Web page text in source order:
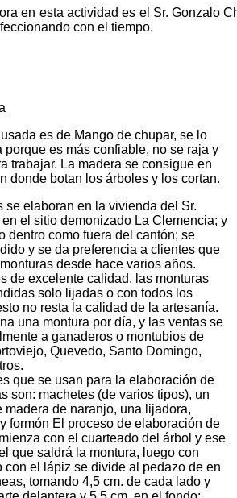
en esta actividad es el Sr. Gonzalo
con el tiempo.
es de Mango de chupar, se lo
porque es más confiable, no se raja y
trabajar. La madera se consigue en
donde botan los árboles y los cortan.
se elaboran en la vivienda del Sr.
el sitio demonizado La Clemencia; y
dentro como fuera del cantón; se
y se da preferencia a clientes que
desde hace varios años.
de excelente calidad, las monturas
solo lijadas o con todos los
no resta la calidad de la artesanía.
una montura por día, y las ventas se
a ganaderos o montubios de
Quevedo, Santo Domingo,
que se usan para la elaboración de
son: machetes (de varios tipos), un
madera de naranjo, una lijadora,
formón El proceso de elaboración de
con el cuarteado del árbol y ese
que saldrá la montura, luego con
con el lápiz se divide al pedazo de en
tomando 4,5 cm. de cada lado y